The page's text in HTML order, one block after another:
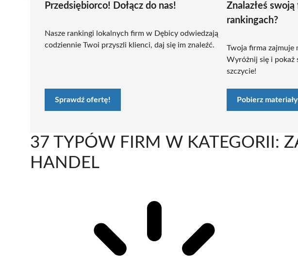
Przedsiębiorco! Dołącz do nas!
Nasze rankingi lokalnych firm w Dębicy odwiedzają
codziennie Twoi przyszli klienci, daj się im znaleźć.
Sprawdź ofertę!
Znalazłeś
rankingach?
Twoja firma zajmuje
Wyróżnij się i pokaż
szczycie!
Pobierz
37 TYPÓW FIRM W KATEGORII:
HANDEL